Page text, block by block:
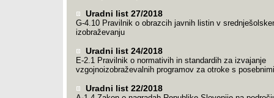
Uradni list 27/2018
G-4.10 Pravilnik o obrazcih javnih listin v
izobraževanju
Uradni list 24/2018
E-2.1 Pravilnik o normativih in standardih za izvajanje
vzgojnoizobraževalnih programov za otroke s
Uradni list 22/2018